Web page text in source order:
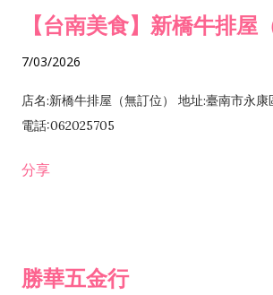
【台南美食】新橋牛排屋
7/03/2026
店名:新橋牛排屋（無訂位） 地址:臺南市永
電話:062025705
分享
勝華五金行